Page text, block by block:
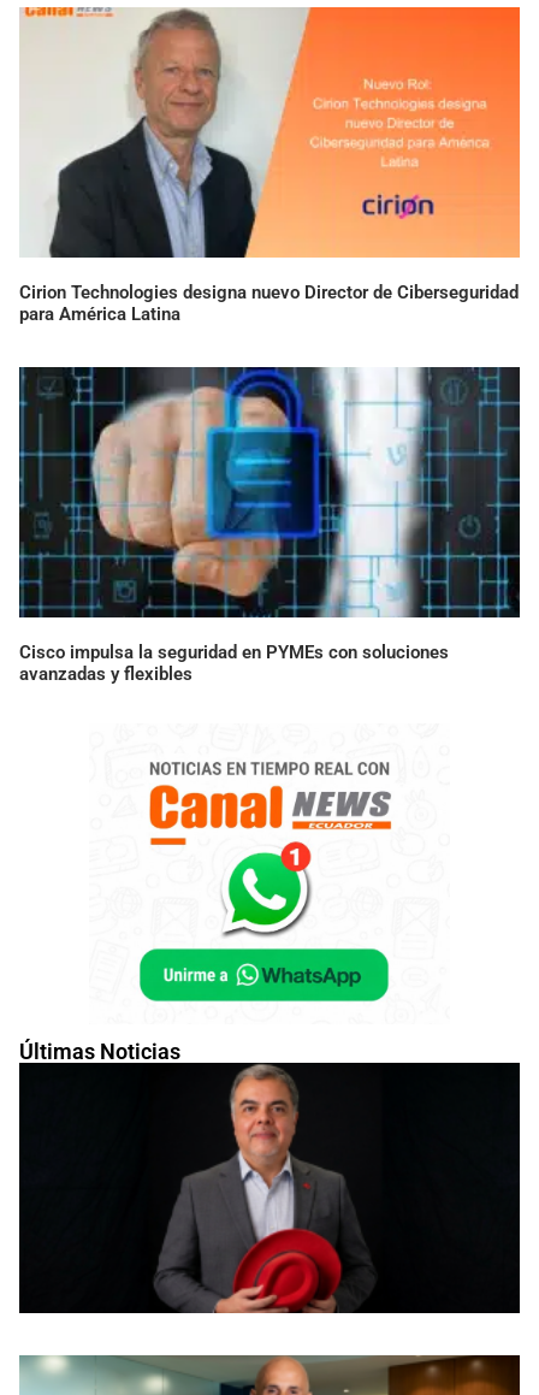
Últimas Noticias
Cirion Technologies designa nuevo Director de Ciberseguridad
para América Latina
Cisco impulsa la seguridad en PYMEs con soluciones
avanzadas y flexibles